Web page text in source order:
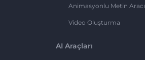
Animasyonlu Metin Aracı
Video Oluşturma
AI Araçları